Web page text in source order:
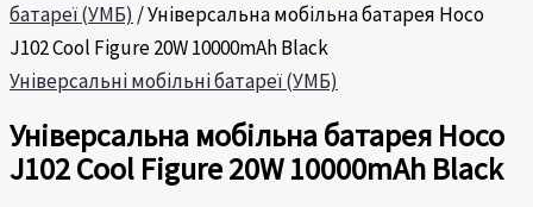
батареї (УМБ) / Універсальна мобільна батарея Hoco
J102 Cool Figure 20W 10000mAh Black
Універсальні мобільні батареї (УМБ)
Універсальна мобільна батарея Hoco
J102 Cool Figure 20W 10000mAh Black